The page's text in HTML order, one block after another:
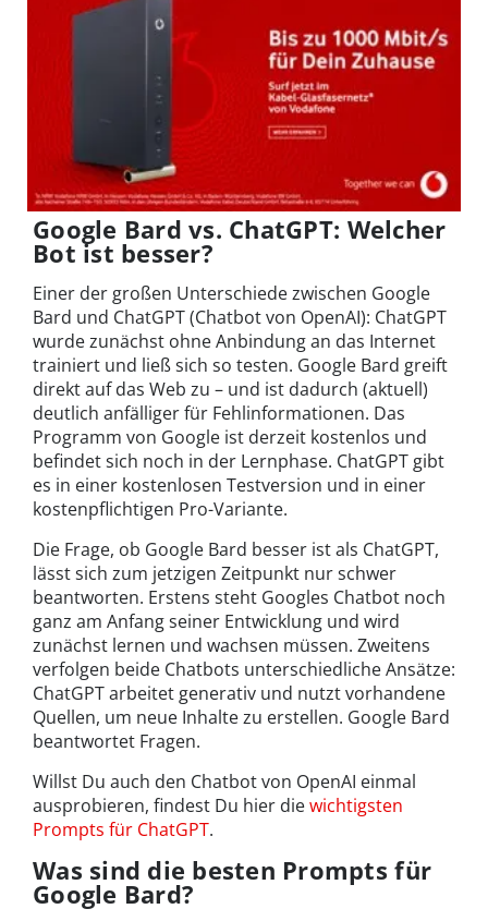
Google Bard vs. ChatGPT: Welcher
Bot ist besser?
Einer der großen Unterschiede zwischen Google
Bard und ChatGPT (Chatbot von OpenAI): ChatGPT
wurde zunächst ohne Anbindung an das Internet
trainiert und ließ sich so testen. Google Bard greift
direkt auf das Web zu – und ist dadurch (aktuell)
deutlich anfälliger für Fehlinformationen. Das
Programm von Google ist derzeit kostenlos und
befindet sich noch in der Lernphase. ChatGPT gibt
es in einer kostenlosen Testversion und in einer
kostenpflichtigen Pro-Variante.
Die Frage, ob Google Bard besser ist als ChatGPT,
lässt sich zum jetzigen Zeitpunkt nur schwer
beantworten. Erstens steht Googles Chatbot noch
ganz am Anfang seiner Entwicklung und wird
zunächst lernen und wachsen müssen. Zweitens
verfolgen beide Chatbots unterschiedliche Ansätze:
ChatGPT arbeitet generativ und nutzt vorhandene
Quellen, um neue Inhalte zu erstellen. Google Bard
beantwortet Fragen.
Willst Du auch den Chatbot von OpenAI einmal
ausprobieren, findest Du hier diewichtigsten
Prompts für ChatGPT.
Was sind die besten Prompts für
Google Bard?